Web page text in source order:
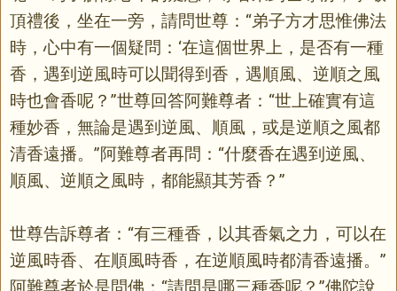
頂禮後，坐在一旁，請問世尊：“弟子方才思惟佛法
時，心中有一個疑問：‘在這個世界上，是否有一種
香，遇到逆風時可以聞得到香，遇順風、逆順之風
時也會香呢？”世尊回答阿難尊者：“世上確實有這
種妙香，無論是遇到逆風、順風，或是逆順之風都
清香遠播。”阿難尊者再問：“什麼香在遇到逆風、
順風、逆順之風時，都能顯其芳香？”
世尊告訴尊者：“有三種香，以其香氣之力，可以在
逆風時香、在順風時香，在逆順風時都清香遠播。”
阿難尊者於是問佛：“請問是哪三種香呢？”佛陀說